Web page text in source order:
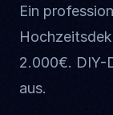
Ein
2.000€. DIY-
aus.